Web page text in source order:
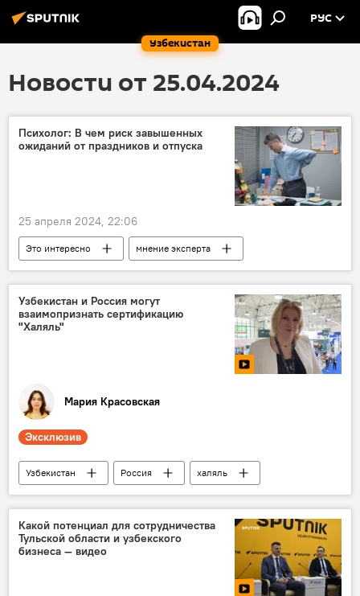
Узбекистан
РУС
Новости от 25.04.2024
Психолог: В чем риск завышенных
ожиданий от праздников и отпуска
25 апреля 2024, 22:06
Это интересно
мнение эксперта
работа
психология
праздничные дни
отпуск
Узбекистан и Россия могут
взаимопризнать сертификацию
"Халяль"
Мария Красовская
Эксклюзив
Узбекистан Россия
халяль
"Иннопром"
ИННОПРОМ. Центральная Азия - 2024
Какой потенциал для сотрудничества
Тульской области и узбекского
бизнеса — видео